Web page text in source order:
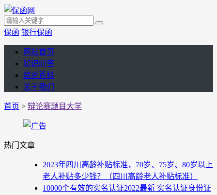
保函 银行保函
网站首页
知识问答
综合百科
关于我们
首页 > 辩论赛题目大学
热门文章
2023年四川高龄补贴标准，70岁、75岁、80岁以上
老人补贴多少钱？（四川高龄老人补贴标准）
10000个有效的实名认证2022最新 实名认证身份证